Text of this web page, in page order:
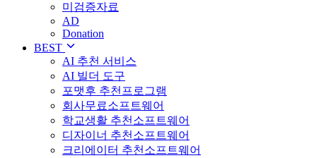
미검증자료
AD
Donation
BEST
AI 추천 서비스
AI 빌더 도구
포맷후 추천프로그램
회사무료소프트웨어
학교생활 추천소프트웨어
디자이너 추천소프트웨어
크리에이터 추천소프트웨어